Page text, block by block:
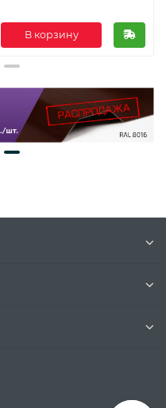
В корзину